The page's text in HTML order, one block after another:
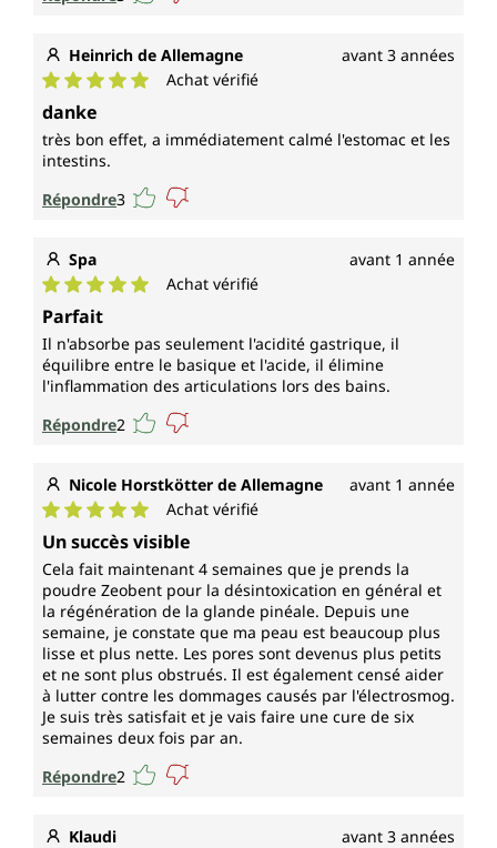
Heinrich de Allemagne avant 3 années
Note moyenne de 5 sur 5 étoiles
Achat vérifié
danke
très bon effet, a immédiatement calmé l'estomac et les
intestins.
Répondre3
Spa avant 1 année
Note moyenne de 5 sur 5 étoiles
Achat vérifié
Parfait
Il n'absorbe pas seulement l'acidité gastrique, il
équilibre entre le basique et l'acide, il élimine
l'inflammation des articulations lors des bains.
Répondre2
Nicole Horstkötter de Allemagne avant 1 année
Note moyenne de 5 sur 5 étoiles
Achat vérifié
Un succès visible
Cela fait maintenant 4 semaines que je prends la
poudre Zeobent pour la désintoxication en général et
la régénération de la glande pinéale. Depuis une
semaine, je constate que ma peau est beaucoup plus
lisse et plus nette. Les pores sont devenus plus petits
et ne sont plus obstrués. Il est également censé aider
à lutter contre les dommages causés par l'électrosmog.
Je suis très satisfait et je vais faire une cure de six
semaines deux fois par an.
Répondre2
Klaudi avant 3 années